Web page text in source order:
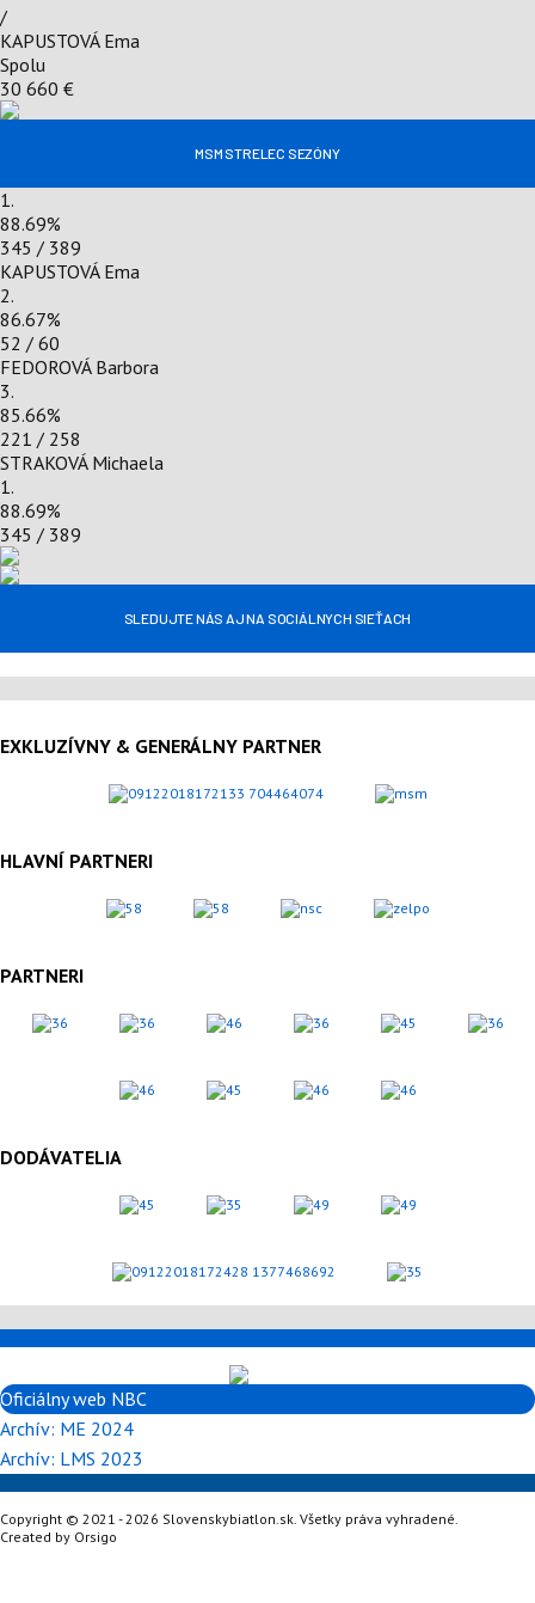
/
KAPUSTOVÁ Ema
Spolu
30 660 €
MSM STRELEC SEZÓNY
1.
88.69%
345 / 389
KAPUSTOVÁ Ema
2.
86.67%
52 / 60
FEDOROVÁ Barbora
3.
85.66%
221 / 258
STRAKOVÁ Michaela
1.
88.69%
345 / 389
SLEDUJTE NÁS AJ NA SOCIÁLNYCH SIEŤACH
EXKLUZÍVNY & GENERÁLNY PARTNER
HLAVNÍ PARTNERI
PARTNERI
DODÁVATELIA
Oficiálny web NBC
Archív: ME 2024
Archív: LMS 2023
Copyright © 2021 - 2026 Slovenskybiatlon.sk. Všetky práva vyhradené.
Created by Orsigo